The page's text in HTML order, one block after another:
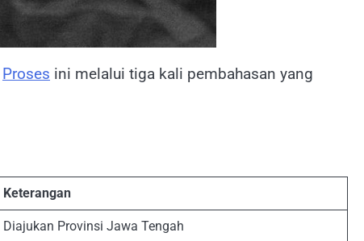
Proses ini melalui tiga kali pembahasan yang
Keterangan
Diajukan Provinsi Jawa Tengah